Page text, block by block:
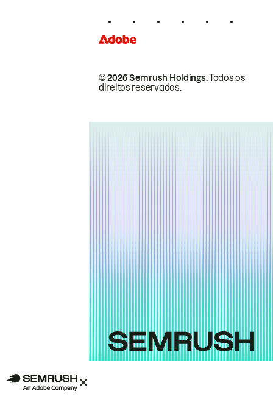
© 2026 Semrush Holdings.Todos os
direitos reservados.